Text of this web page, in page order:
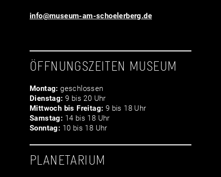
info@museum-am-schoelerberg.de
ÖFFNUNGSZEITEN MUSEUM
Montag: geschlossen
Dienstag: 9 bis 20 Uhr
Mittwoch bis Freitag: 9 bis 18 Uhr
Samstag: 14 bis 18 Uhr
Sonntag: 10 bis 18 Uhr
PLANETARIUM